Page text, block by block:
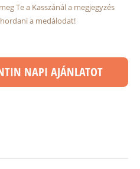
Te a Kasszánál a megjegyzés
a medálodat!
NAPI AJÁNLATOT